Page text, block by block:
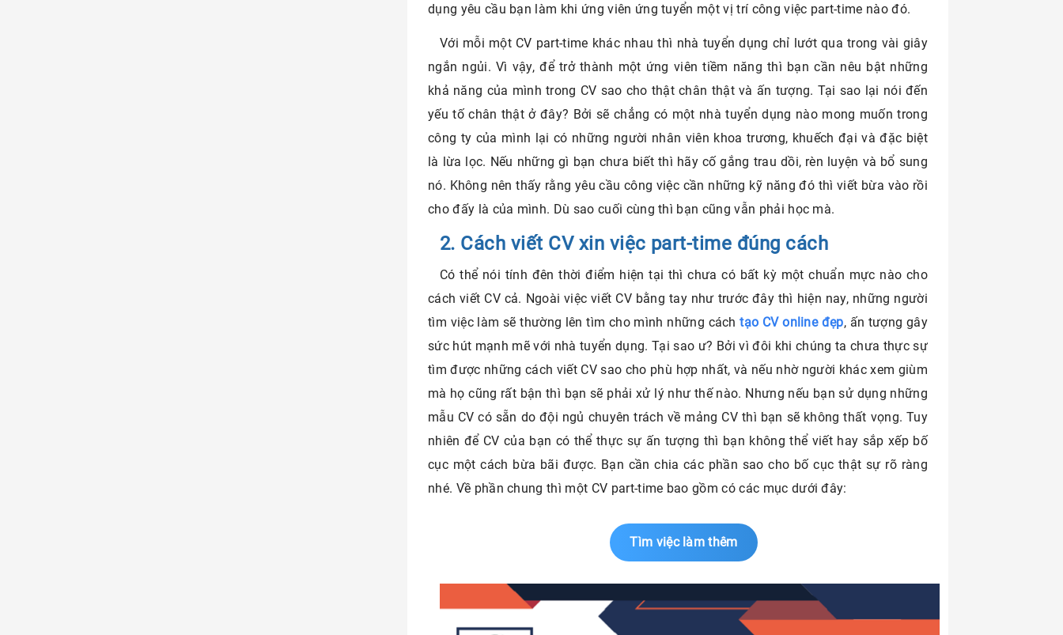
dụng yêu cầu bạn làm khi ứng viên ứng tuyển một vị trí công việc part-time nào đó.
Với mỗi một CV part-time khác nhau thì nhà tuyển dụng chỉ lướt qua trong vài giây
ngắn ngủi. Vì vậy, để trở thành một ứng viên tiềm năng thì bạn cần nêu bật những
khả năng của mình trong CV sao cho thật chân thật và ấn tượng. Tại sao lại nói đến
yếu tố chân thật ở đây? Bởi sẽ chẳng có một nhà tuyển dụng nào mong muốn trong
công ty của mình lại có những người nhân viên khoa trương, khuếch đại và đặc biệt
là lừa lọc. Nếu những gì bạn chưa biết thì hãy cố gắng trau dồi, rèn luyện và bổ sung
nó. Không nên thấy rằng yêu cầu công việc cần những kỹ năng đó thì viết bừa vào rồi
cho đấy là của mình. Dù sao cuối cùng thì bạn cũng vẫn phải học mà.
2. Cách viết CV xin việc part-time đúng cách
Có thể nói tính đên thời điểm hiện tại thì chưa có bất kỳ một chuẩn mực nào cho
cách viết CV cả. Ngoài việc viết CV bằng tay như trước đây thì hiện nay, những người
tìm việc làm sẽ thường lên tìm cho mình những cáchtạo CV online đẹp, ấn tượng gây
sức hút mạnh mẽ với nhà tuyển dụng. Tại sao ư? Bởi vì đôi khi chúng ta chưa thực sự
tìm được những cách viết CV sao cho phù hợp nhất, và nếu nhờ người khác xem giùm
mà họ cũng rất bận thì bạn sẽ phải xử lý như thế nào. Nhưng nếu bạn sử dụng những
mẫu CV có sẵn do đội ngủ chuyên trách về mảng CV thì bạn sẽ không thất vọng. Tuy
nhiên để CV của bạn có thể thực sự ấn tượng thì bạn không thể viết hay sắp xếp bố
cục một cách bừa bãi được. Bạn cần chia các phần sao cho bố cục thật sự rõ ràng
nhé. Về phần chung thì một CV part-time bao gồm có các mục dưới đây:
Tìm việc làm thêm